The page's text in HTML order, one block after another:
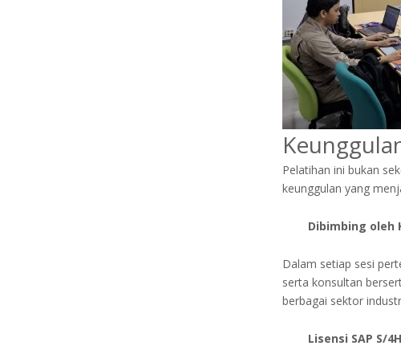
Pelatihan ini bukan
keunggulan yang
Dibimbing oleh
Dalam setiap sesi
serta konsultan
berbagai sektor
Lisensi SAP S/